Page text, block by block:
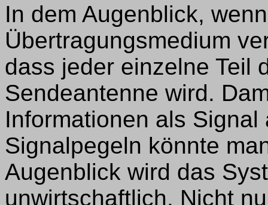
In dem Augenblick,
Übertragungsmedium
dass jeder einzelne Teil
Sendeantenne wird.
Informationen als
Signalpegeln könnte
Augenblick wird das
unwirtschaftlich. Nicht